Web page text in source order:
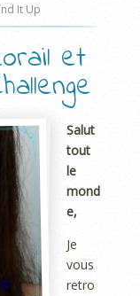
It Up
et
Salut
tout
le
mond
e,
Je
vous
retro